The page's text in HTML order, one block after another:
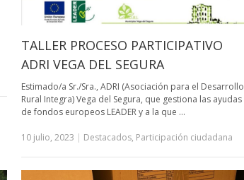
TALLER PROCESO PARTICIPATIVO
ADRI VEGA DEL SEGURA
Estimado/a Sr./Sra., ADRI (Asociación para el Desarrollo
Rural Integra) Vega del Segura, que gestiona las ayudas
de fondos europeos LEADER y a la que …
10 julio, 2023 | Destacados, Participación ciudadana